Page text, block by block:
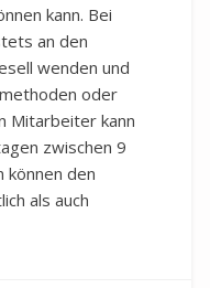
kann. Bei
an den
wenden und
oder
Mitarbeiter kann
zwischen 9
können den
als auch